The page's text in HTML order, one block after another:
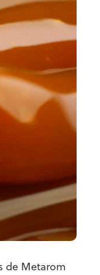
de Metarom